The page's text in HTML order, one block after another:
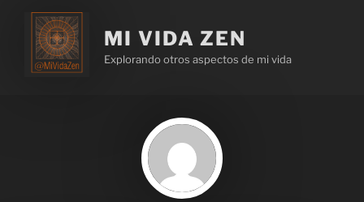
MI VIDA ZEN
Explorando otros aspectos de mi vida